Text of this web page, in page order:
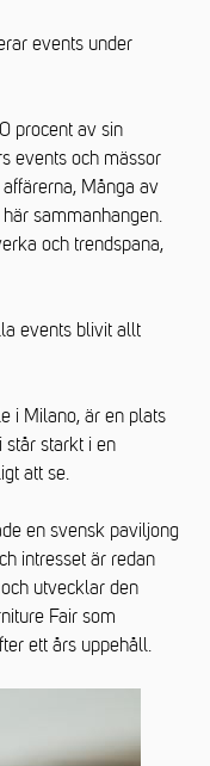
events under
procent av sin
events och mässor
Många av
sammanhangen.
och trendspana,
events blivit allt
i Milano, är en plats
står starkt i en
att se.
en svensk paviljong
intresset är redan
utvecklar den
Fair som
ett års uppehåll.